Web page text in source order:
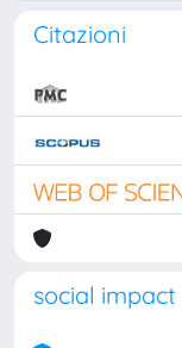
Citazioni
social impact